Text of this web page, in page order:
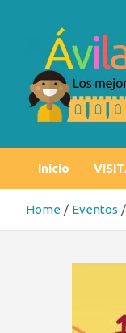
Inicio
Home Eventos